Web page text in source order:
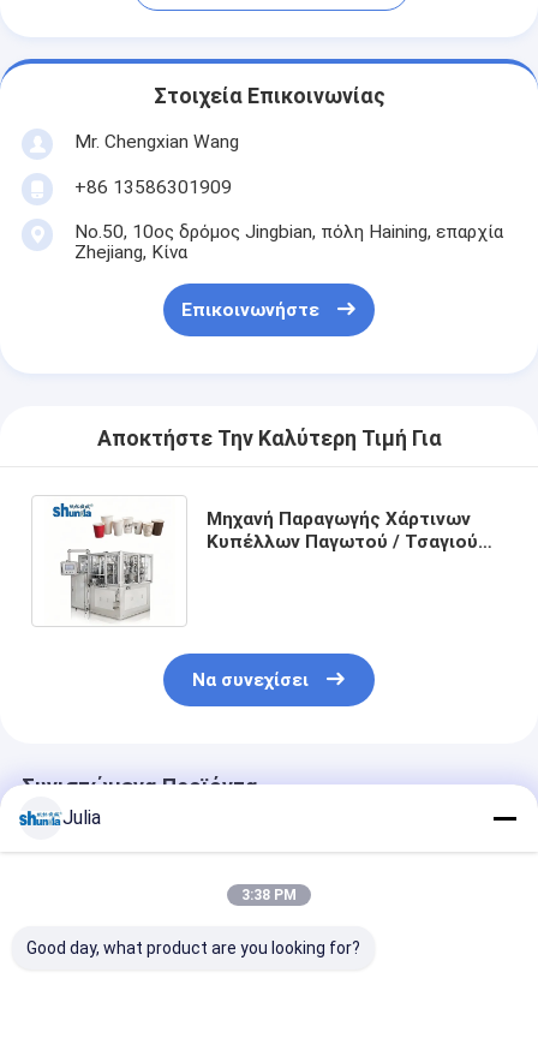
Στοιχεία Επικοινωνίας
Mr. Chengxian Wang
+86 13586301909
No.50, 10ος δρόμος Jingbian, πόλη Haining, επαρχία
Zhejiang, Κίνα
Επικοινωνήστε
Αποκτήστε Την Καλύτερη Τιμή Για
Μηχανή Παραγωγής Χάρτινων
Κυπέλλων Παγωτού / Τσαγιού
Να συνεχίσει
Συνιστώμενα Προϊόντα
Julia
3:38 PM
Good day, what product are you looking for?